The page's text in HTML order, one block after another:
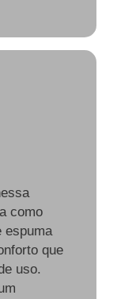
como
espuma
que
uso.